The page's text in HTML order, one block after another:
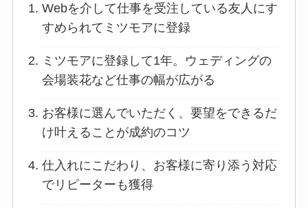
Webを介して仕事を受注している友人にす
すめられてミツモアに登録
ミツモアに登録して1年。ウェディングの
会場装花など仕事の幅が広がる
お客様に選んでいただく、要望をできるだ
け叶えることが成約のコツ
仕入れにこだわり、お客様に寄り添う対応
でリピーターも獲得